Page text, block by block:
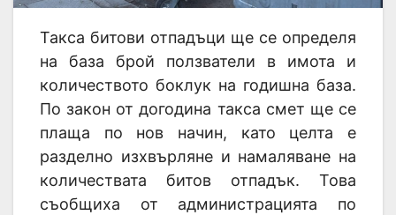
Такса битови отпадъци ще се определя
на база брой ползватели в имота и
количеството боклук на годишна база.
По закон от догодина такса смет ще се
плаща по нов начин, като целта е
разделно изхвърляне и намаляване на
количествата битов отпадък. Това
съобщиха от администрацията по